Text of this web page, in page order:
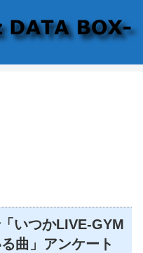
いつかLIVE-GYM
曲」アンケート